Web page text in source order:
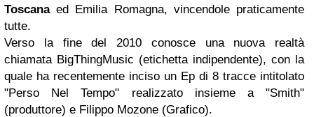
Toscanaed Emilia Romagna, vincendole praticamente
tutte.
Verso la fine del 2010 conosce una nuova realtà
chiamata BigThingMusic (etichetta indipendente), con la
quale ha recentemente inciso un Ep di 8 tracce intitolato
"Perso Nel Tempo" realizzato insieme a "Smith"
(produttore) e Filippo Mozone (Grafico).